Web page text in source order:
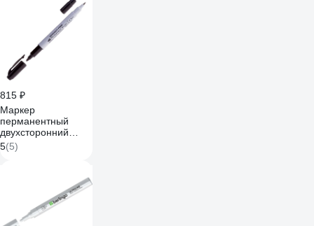
815 ₽
Маркер
перманентный
двухсторонний
Crown "Multi Marker
Twin" черный,
2мм/1мм, 12 шт. P-
5(5)